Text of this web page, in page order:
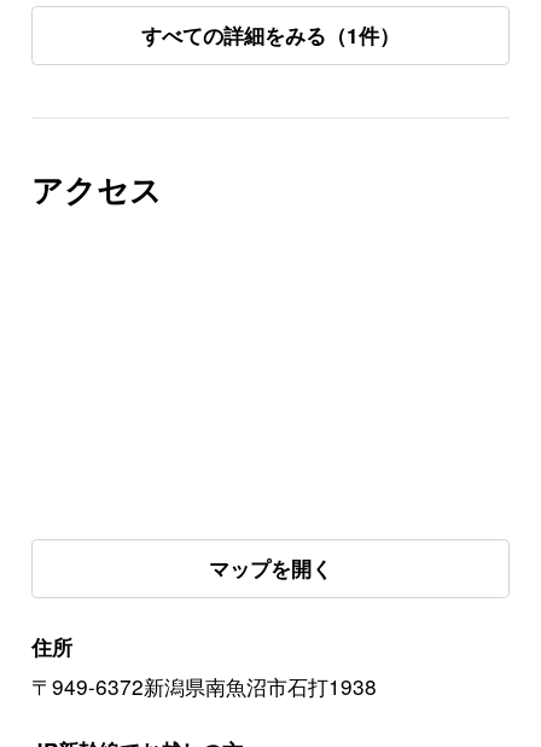
てます。
ランチの割引券のメニューの選択肢が少ないのは少し残
念。
すべての詳細をみる（1件）
アクセス
マップを開く
住所
〒949-6372新潟県南魚沼市石打1938